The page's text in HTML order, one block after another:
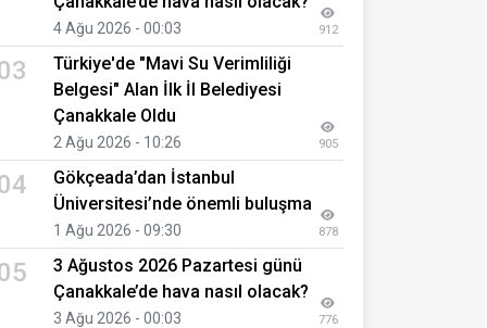
4 Ağu 2026 - 00:03 912
Türkiye'de "Mavi Su Verimliliği
Belgesi" Alan İlk İl Belediyesi
Çanakkale Oldu
2 Ağu 2026 - 10:26 905
Gökçeada’dan İstanbul
Üniversitesi’nde önemli buluşma
1 Ağu 2026 - 09:30 878
3 Ağustos 2026 Pazartesi günü
Çanakkale’de hava nasıl olacak?
3 Ağu 2026 - 00:03 776